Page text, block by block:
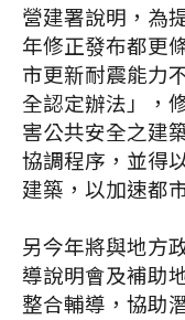
營建署說明，為
年修正發布都更
市更新耐震能力
全認定辦法」，
害公共安全之建
協調程序，並得
建築，以加速都
另今年將與地方
導說明會及補助
整合輔導，協助